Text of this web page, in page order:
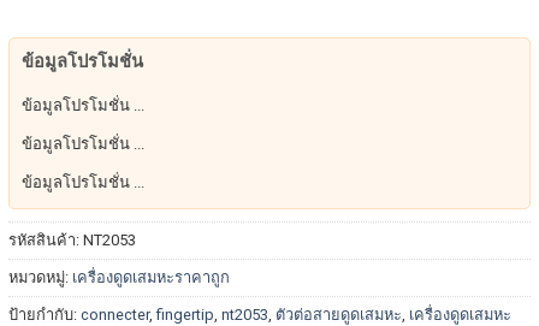
ข้อมูลโปรโมชั่น
ข้อมูลโปรโมชั่น ...
ข้อมูลโปรโมชั่น ...
ข้อมูลโปรโมชั่น ...
รหัสสินค้า: NT2053
หมวดหมู่: เครื่องดูดเสมหะราคาถูก
ป้ายกำกับ: connecter,fingertip, nt2053, ตัวต่อสายดูดเสมหะ, เครื่องดูดเสมหะ